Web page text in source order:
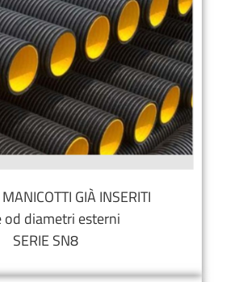
GIÀ INSERITI
od diametri esterni
SERIE SN8